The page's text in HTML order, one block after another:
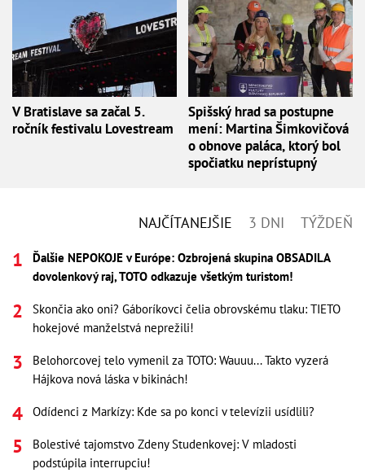
V Bratislave sa začal 5.
ročník festivalu Lovestream
Spišský hrad sa postupne
mení: Martina Šimkovičová
o obnove paláca, ktorý bol
spočiatku neprístupný
NAJČÍTANEJŠIE 3 DNI TÝŽDEŇ
Ďalšie NEPOKOJE v Európe: Ozbrojená skupina OBSADILA
dovolenkový raj, TOTO odkazuje všetkým turistom!
Skončia ako oni? Gáboríkovci čelia obrovskému tlaku: TIETO
hokejové manželstvá neprežili!
Belohorcovej telo vymenil za TOTO: Wauuu... Takto vyzerá
Hájkova nová láska v bikinách!
Odídenci z Markízy: Kde sa po konci v televízii usídlili?
Bolestivé tajomstvo Zdeny Studenkovej: V mladosti
podstúpila interrupciu!